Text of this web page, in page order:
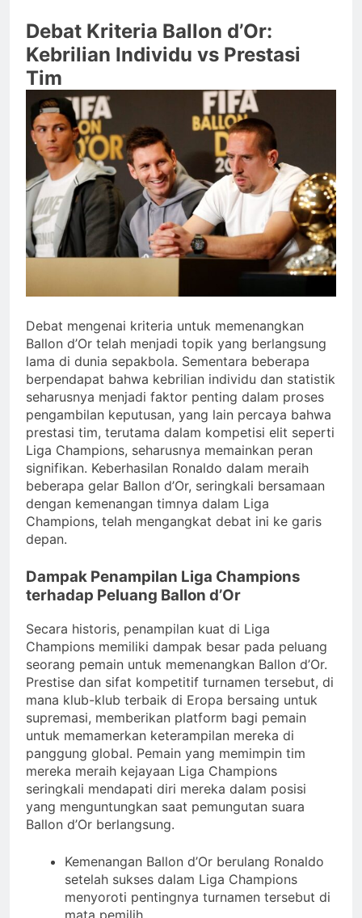
Debat Kriteria Ballon d’Or:
Kebrilian Individu vs Prestasi
Tim
Debat mengenai kriteria untuk memenangkan
Ballon d’Or telah menjadi topik yang berlangsung
lama di dunia sepakbola. Sementara beberapa
berpendapat bahwa kebrilian individu dan statistik
seharusnya menjadi faktor penting dalam proses
pengambilan keputusan, yang lain percaya bahwa
prestasi tim, terutama dalam kompetisi elit seperti
Liga Champions, seharusnya memainkan peran
signifikan. Keberhasilan Ronaldo dalam meraih
beberapa gelar Ballon d’Or, seringkali bersamaan
dengan kemenangan timnya dalam Liga
Champions, telah mengangkat debat ini ke garis
depan.
Dampak Penampilan Liga Champions
terhadap Peluang Ballon d’Or
Secara historis, penampilan kuat di Liga
Champions memiliki dampak besar pada peluang
seorang pemain untuk memenangkan Ballon d’Or.
Prestise dan sifat kompetitif turnamen tersebut, di
mana klub-klub terbaik di Eropa bersaing untuk
supremasi, memberikan platform bagi pemain
untuk memamerkan keterampilan mereka di
panggung global. Pemain yang memimpin tim
mereka meraih kejayaan Liga Champions
seringkali mendapati diri mereka dalam posisi
yang menguntungkan saat pemungutan suara
Ballon d’Or berlangsung.
Kemenangan Ballon d’Or berulang Ronaldo
setelah sukses dalam Liga Champions
menyoroti pentingnya turnamen tersebut di